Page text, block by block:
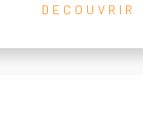
DECOUVRIR